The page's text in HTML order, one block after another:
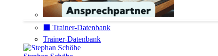
⬛️ Trainer-Datenbank
Trainer-Datenbank